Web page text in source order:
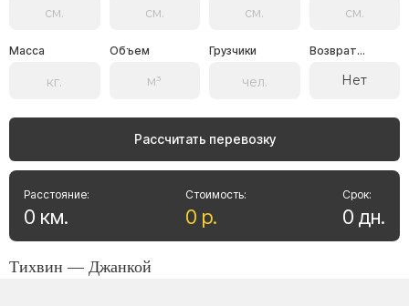
Масса Объем Грузчики Возврат...
Нет
Рассчитать перевозку
Стоимость:
0 р.
Расстояние:
0 км.
Срок:
0 дн.
Тихвин — Джанкой